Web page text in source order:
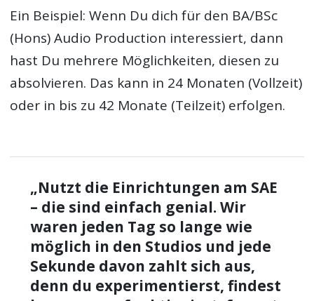
Ein Beispiel: Wenn Du dich für den BA/BSc
(Hons) Audio Production interessiert, dann
hast Du mehrere Möglichkeiten, diesen zu
absolvieren. Das kann in 24 Monaten (Vollzeit)
oder in bis zu 42 Monate (Teilzeit) erfolgen.
„Nutzt die Einrichtungen am SAE
– die sind einfach genial. Wir
waren jeden Tag so lange wie
möglich in den Studios und jede
Sekunde davon zahlt sich aus,
denn du experimentierst, findest